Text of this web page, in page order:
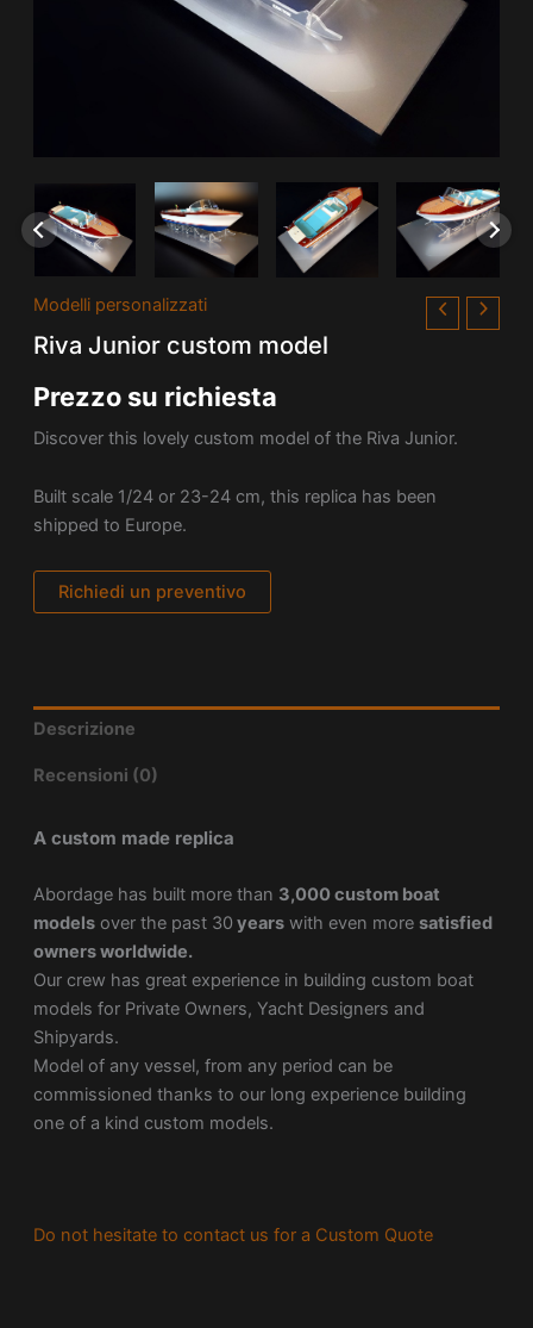
Modelli personalizzati
Riva Junior custom model
Prezzo su richiesta
Discover this lovely custom model of the Riva Junior.
Built scale 1/24 or 23-24 cm, this replica has been
shipped to Europe.
Richiedi un preventivo
Descrizione
Recensioni (0)
A custom made replica
Abordage has built more than 3,000 custom boat
modelsover the past 30 yearswith even more satisfied
owners worldwide.
Our crew has great experience in building custom boat
models for Private Owners, Yacht Designers and
Shipyards.
Model of any vessel, from any period can be
commissioned thanks to our long experience building
one of a kind custom models.
Do not hesitate to contact us for a Custom Quote